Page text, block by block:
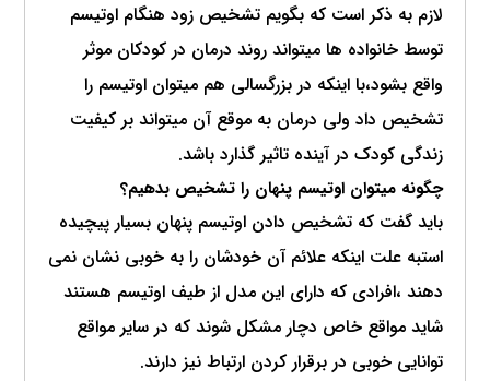
لازم به ذکر است که بگویم تشخیص زود هنگام اوتیسم
توسط خانواده ها میتواند روند درمان در کودکان موثر
واقع بشود،با اینکه در بزرگسالی هم میتوان اوتیسم را
تشخیص داد ولی درمان به موقع آن میتواند بر کیفیت
زندگی کودک در آینده تاثیر گذارد باشد.
چگونه میتوان اوتیسم پنهان را تشخیص بدهیم؟
باید گفت که تشخیص دادن اوتیسم پنهان بسیار پیچیده
استبه علت اینکه علائم آن خودشان را به خوبی نشان نمی
دهند ،افرادی که دارای این مدل از طیف اوتیسم هستند
شاید مواقع خاص دچار مشکل شوند که در سایر مواقع
توانایی خوبی در برقرار کردن ارتباط نیز دارند.